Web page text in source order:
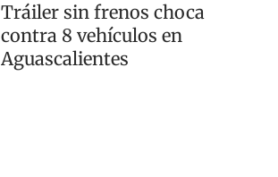
Tráiler sin frenos choca
contra 8 vehículos en
Aguascalientes